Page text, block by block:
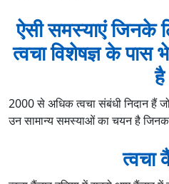
ऐसी समस्याएं जिनके
त्वचा विशेषज्ञ के
है
2000 से अधिक त्वचा संबंधी निदान हैं
उन सामान्य समस्याओं का चयन है
त्वचा